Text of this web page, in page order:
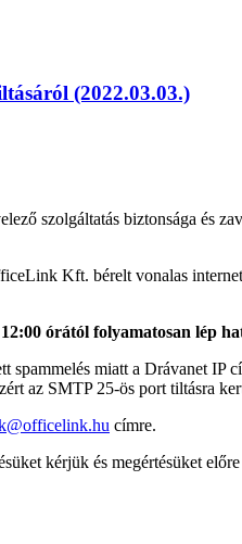
(2022.03.03.)
szolgáltatás biztonsága és
Kft. bérelt vonalas
órától folyamatosan lép
spammelés miatt a Drávanet
az SMTP 25-ös port tiltásra
címre.
kérjük és megértésüket